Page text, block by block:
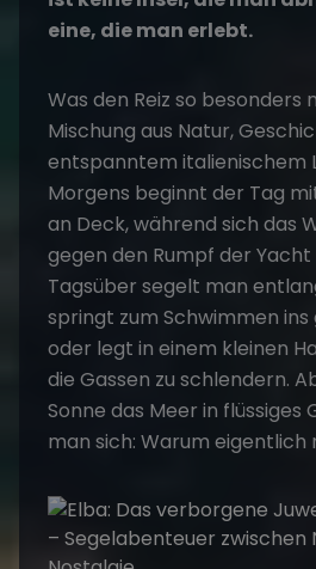
eine, die man erlebt.
Was den Reiz so besonders
Mischung aus Natur,
entspanntem italienischem
Morgens beginnt der Tag
an Deck, während sich das
gegen den Rumpf der
Tagsüber segelt man
springt zum Schwimmen ins
oder legt in einem kleinen
die Gassen zu schlendern.
Sonne das Meer in
man sich: Warum